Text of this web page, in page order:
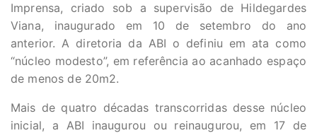
Imprensa, criado sob a supervisão de Hildegardes
Viana, inaugurado em 10 de setembro do ano
anterior. A diretoria da ABI o definiu em ata como
“núcleo modesto”, em referência ao acanhado espaço
de menos de 20m2.
Mais de quatro décadas transcorridas desse núcleo
inicial, a ABI inaugurou ou reinaugurou, em 17 de